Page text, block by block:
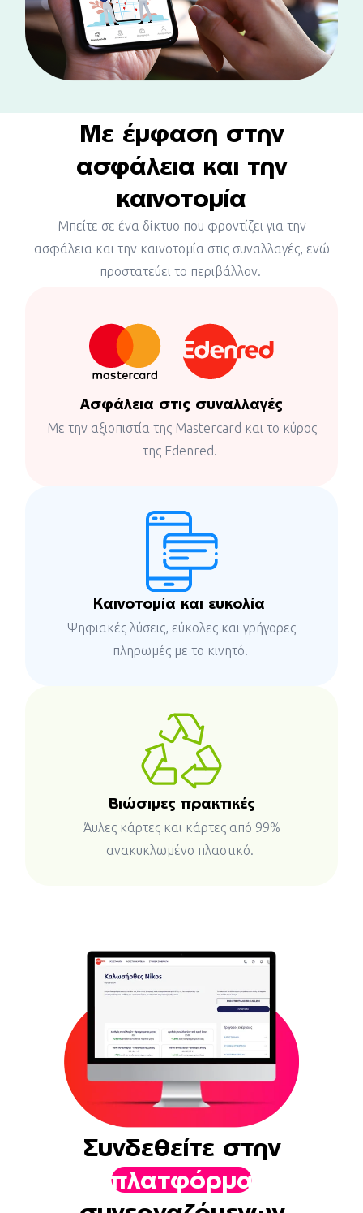
Με έμφαση στην
ασφάλεια και την
καινοτομία
Μπείτε σε ένα δίκτυο που φροντίζει για την
ασφάλεια και την καινοτομία στις συναλλαγές, ενώ
προστατεύει το περιβάλλον.
Ασφάλεια στις συναλλαγές
Με την αξιοπιστία της Mastercard και το κύρος
της Edenred.
Καινοτομία και ευκολία
Ψηφιακές λύσεις, εύκολες και γρήγορες
πληρωμές με το κινητό.
Βιώσιμες πρακτικές
Άυλες κάρτες και κάρτες από 99%
ανακυκλωμένο πλαστικό.
Συνδεθείτε στην
πλατφόρμα